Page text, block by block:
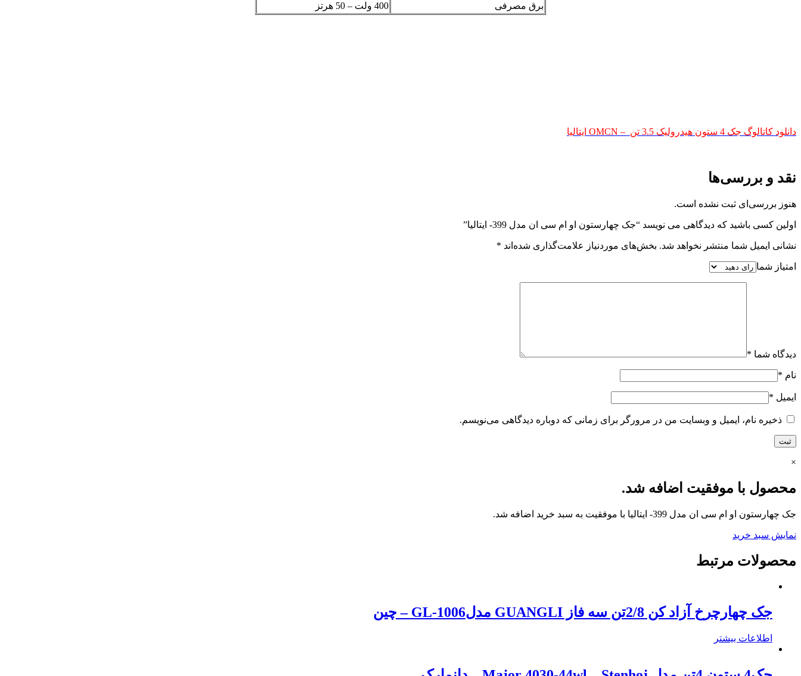
برق مصرفی
400 ولت – 50 هرتز
دانلود کاتالوگ جک 4 ستون هیدرولیک 3.5 تن – OMCN ایتالیا
نقد و بررسی‌ها
هنوز بررسی‌ای ثبت نشده است.
اولین کسی باشید که دیدگاهی می نویسد “جک چهارستون او ام سی ان مدل 399- ایتالیا”
نشانی ایمیل شما منتشر نخواهد شد. بخش‌های موردنیاز علامت‌گذاری شده‌اند *
امتیاز شما
دیدگاه شما *
نام *
ایمیل *
ذخیره نام، ایمیل و وبسایت من در مرورگر برای زمانی که دوباره دیدگاهی می‌نویسم.
×
محصول با موفقیت اضافه شد.
جک چهارستون او ام سی ان مدل 399- ایتالیا با موفقیت به سبد خرید اضافه شد.
نمایش سبد خرید
محصولات مرتبط
جک چهارچرخ آزاد کن 2/8تن سه فاز GUANGLI مدلGL-1006 – چین
اطلاعات بیشتر